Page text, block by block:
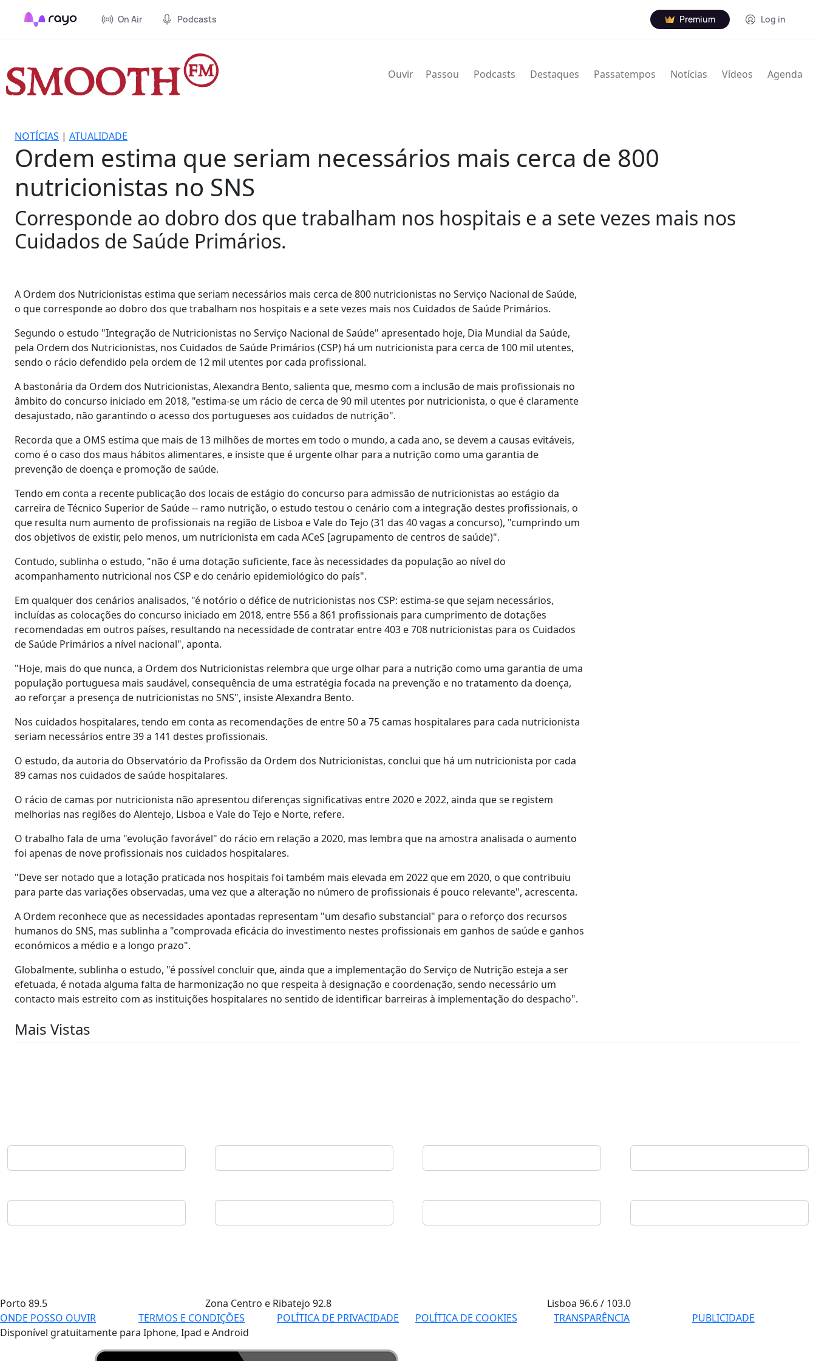
On Air Podcasts Premium Log in
Ouvir Passou Podcasts Destaques Passatempos Notícias Vídeos Agenda
NOTÍCIAS | ATUALIDADE
Ordem estima que seriam necessários mais cerca de 800
nutricionistas no SNS
Corresponde ao dobro dos que trabalham nos hospitais e a sete vezes mais nos
Cuidados de Saúde Primários.
A Ordem dos Nutricionistas estima que seriam necessários mais cerca de 800 nutricionistas no Serviço Nacional de Saúde,
o que corresponde ao dobro dos que trabalham nos hospitais e a sete vezes mais nos Cuidados de Saúde Primários.
Segundo o estudo "Integração de Nutricionistas no Serviço Nacional de Saúde" apresentado hoje, Dia Mundial da Saúde,
pela Ordem dos Nutricionistas, nos Cuidados de Saúde Primários (CSP) há um nutricionista para cerca de 100 mil utentes,
sendo o rácio defendido pela ordem de 12 mil utentes por cada profissional.
A bastonária da Ordem dos Nutricionistas, Alexandra Bento, salienta que, mesmo com a inclusão de mais profissionais no
âmbito do concurso iniciado em 2018, "estima-se um rácio de cerca de 90 mil utentes por nutricionista, o que é claramente
desajustado, não garantindo o acesso dos portugueses aos cuidados de nutrição".
Recorda que a OMS estima que mais de 13 milhões de mortes em todo o mundo, a cada ano, se devem a causas evitáveis,
como é o caso dos maus hábitos alimentares, e insiste que é urgente olhar para a nutrição como uma garantia de
prevenção de doença e promoção de saúde.
Tendo em conta a recente publicação dos locais de estágio do concurso para admissão de nutricionistas ao estágio da
carreira de Técnico Superior de Saúde -- ramo nutrição, o estudo testou o cenário com a integração destes profissionais, o
que resulta num aumento de profissionais na região de Lisboa e Vale do Tejo (31 das 40 vagas a concurso), "cumprindo um
dos objetivos de existir, pelo menos, um nutricionista em cada ACeS [agrupamento de centros de saúde)".
Contudo, sublinha o estudo, "não é uma dotação suficiente, face às necessidades da população ao nível do
acompanhamento nutricional nos CSP e do cenário epidemiológico do país".
Em qualquer dos cenários analisados, "é notório o défice de nutricionistas nos CSP: estima-se que sejam necessários,
incluídas as colocações do concurso iniciado em 2018, entre 556 a 861 profissionais para cumprimento de dotações
recomendadas em outros países, resultando na necessidade de contratar entre 403 e 708 nutricionistas para os Cuidados
de Saúde Primários a nível nacional", aponta.
"Hoje, mais do que nunca, a Ordem dos Nutricionistas relembra que urge olhar para a nutrição como uma garantia de uma
população portuguesa mais saudável, consequência de uma estratégia focada na prevenção e no tratamento da doença,
ao reforçar a presença de nutricionistas no SNS", insiste Alexandra Bento.
Nos cuidados hospitalares, tendo em conta as recomendações de entre 50 a 75 camas hospitalares para cada nutricionista
seriam necessários entre 39 a 141 destes profissionais.
O estudo, da autoria do Observatório da Profissão da Ordem dos Nutricionistas, conclui que há um nutricionista por cada
89 camas nos cuidados de saúde hospitalares.
O rácio de camas por nutricionista não apresentou diferenças significativas entre 2020 e 2022, ainda que se registem
melhorias nas regiões do Alentejo, Lisboa e Vale do Tejo e Norte, refere.
O trabalho fala de uma "evolução favorável" do rácio em relação a 2020, mas lembra que na amostra analisada o aumento
foi apenas de nove profissionais nos cuidados hospitalares.
"Deve ser notado que a lotação praticada nos hospitais foi também mais elevada em 2022 que em 2020, o que contribuiu
para parte das variações observadas, uma vez que a alteração no número de profissionais é pouco relevante", acrescenta.
A Ordem reconhece que as necessidades apontadas representam "um desafio substancial" para o reforço dos recursos
humanos do SNS, mas sublinha a "comprovada eficácia do investimento nestes profissionais em ganhos de saúde e ganhos
económicos a médio e a longo prazo".
Globalmente, sublinha o estudo, "é possível concluir que, ainda que a implementação do Serviço de Nutrição esteja a ser
efetuada, é notada alguma falta de harmonização no que respeita à designação e coordenação, sendo necessário um
contacto mais estreito com as instituições hospitalares no sentido de identificar barreiras à implementação do despacho".
Mais Vistas
Porto 89.5 Zona Centro e Ribatejo 92.8 Lisboa96.6 / 103.0
ONDE POSSO OUVIR
TERMOS E CONDIÇÕES POLÍTICA DE PRIVACIDADE POLÍTICA DE COOKIES TRANSPARÊNCIA
PUBLICIDADE
Disponível gratuitamente para Iphone, Ipad e Android